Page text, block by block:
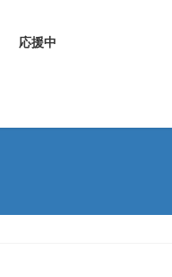
応援中